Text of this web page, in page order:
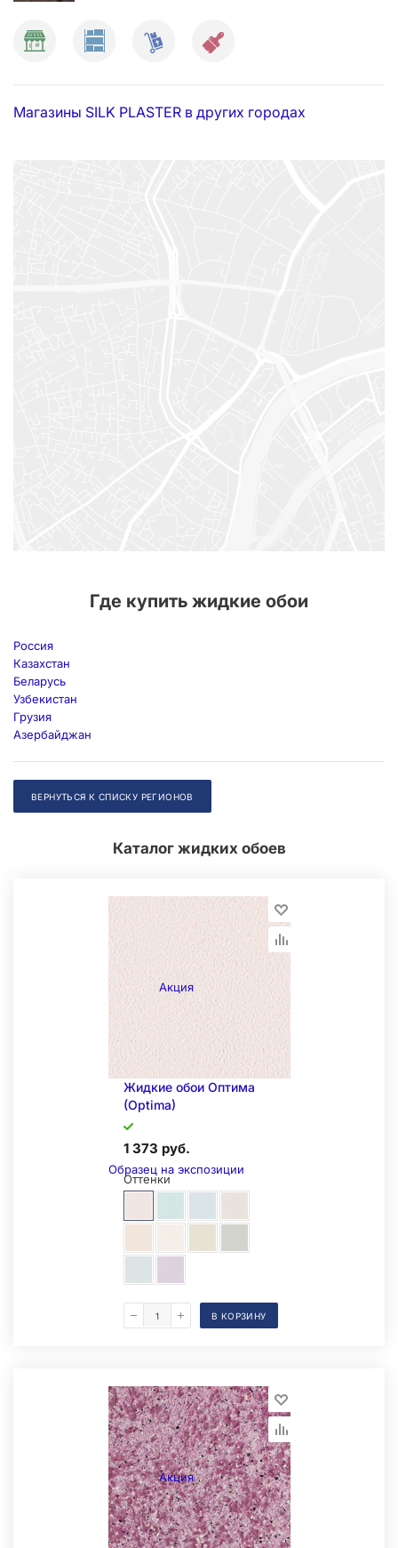
Магазины SILK PLASTER в других городах
Где купить жидкие обои
Россия
Казахстан
Беларусь
Узбекистан
Грузия
Азербайджан
ВЕРНУТЬСЯ К СПИСКУ РЕГИОНОВ
Каталог жидких обоев
Акция
Образец на экспозиции
Жидкие обои Оптима
(Optima)
1 373 руб.
Оттенки
В КОРЗИНУ
Акция